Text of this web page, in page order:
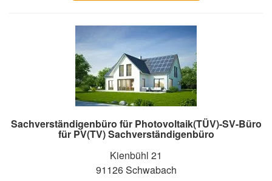
Sachverständigenbüro für Photovoltaik(TÜV)-SV-Büro
für PV(TV) Sachverständigenbüro
Kienbühl 21
91126 Schwabach